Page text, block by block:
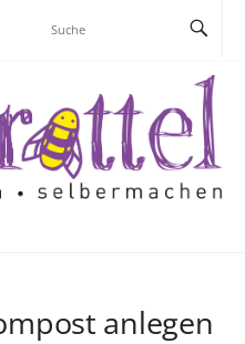
anlegen